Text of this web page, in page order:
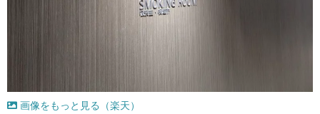
画像をもっと見る（楽天）